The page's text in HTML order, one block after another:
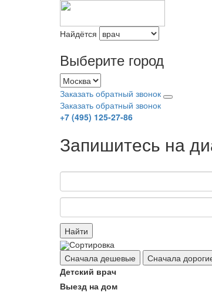
Найдётся
Выберите город
Заказать обратный звонок
Заказать обратный звонок
+7 (495) 125-27-86
Запишитесь на
Найти
Сортировка
Сначала дешевые
Сначала
Детский врач
Выезд на дом